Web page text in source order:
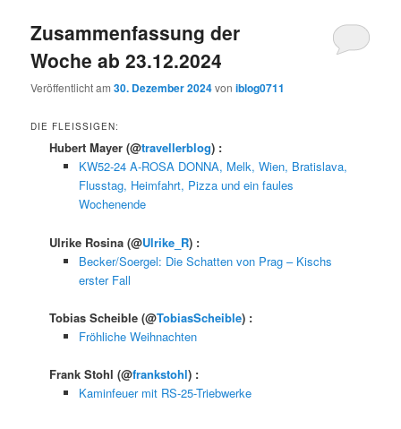
Zusammenfassung der
Woche ab 23.12.2024
Veröffentlicht am30. Dezember 2024voniblog0711
DIE FLEISSIGEN:
Hubert Mayer(@travellerblog) :
KW52-24 A-ROSA DONNA, Melk, Wien, Bratislava,
Flusstag, Heimfahrt, Pizza und ein faules
Wochenende
Ulrike Rosina(@Ulrike_R) :
Becker/Soergel: Die Schatten von Prag – Kischs
erster Fall
Tobias Scheible(@TobiasScheible) :
Fröhliche Weihnachten
Frank Stohl(@frankstohl) :
Kaminfeuer mit RS-25-Triebwerke